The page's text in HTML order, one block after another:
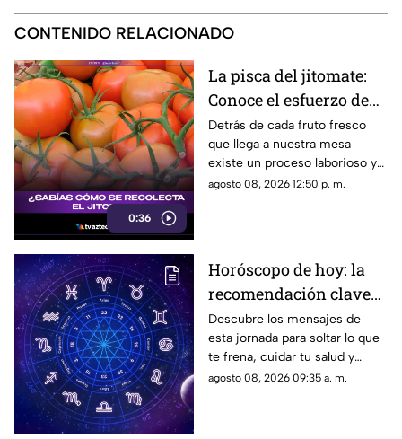
CONTENIDO RELACIONADO
0:36
La pisca del jitomate:
Conoce el esfuerzo de
los jornaleros y el
cuidado en el campo
Detrás de cada fruto fresco
que llega a nuestra mesa
existe un proceso laborioso y
tradicional conocido como la
agosto 08, 2026 12:50 p. m.
Horóscopo de hoy: la
recomendación clave
para tu signo este
sábado
Descubre los mensajes de
esta jornada para soltar lo que
te frena, cuidar tu salud y
renovar tu energía en la playa o
agosto 08, 2026 09:35 a. m.